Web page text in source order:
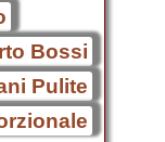
Bossi
Pulite